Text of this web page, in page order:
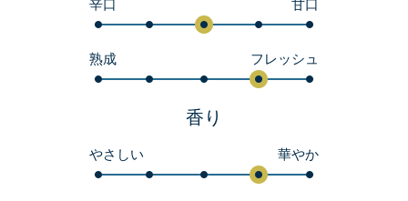
辛口 甘口
熟成 フレッシュ
香り
やさしい 華やか